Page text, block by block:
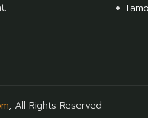
, All Rights Reserved